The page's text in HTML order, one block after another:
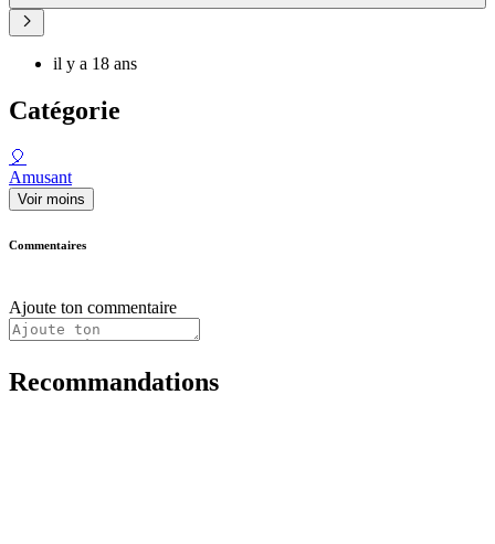
il y a 18 ans
Catégorie
🎈
Amusant
Voir moins
Commentaires
Ajoute ton commentaire
Recommandations